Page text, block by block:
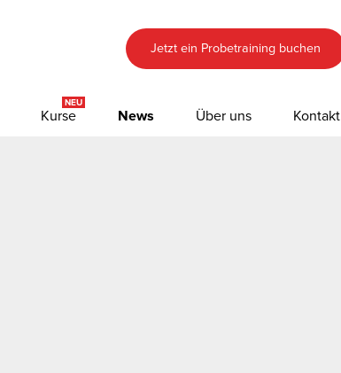
Jetzt ein Probetraining buchen
NEU
Kurse News Über uns Kontakt